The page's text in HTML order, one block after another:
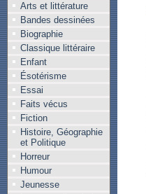
Arts et littérature
Bandes dessinées
Biographie
Classique littéraire
Enfant
Ésotérisme
Essai
Faits vécus
Fiction
Histoire, Géographie
et Politique
Horreur
Humour
Jeunesse